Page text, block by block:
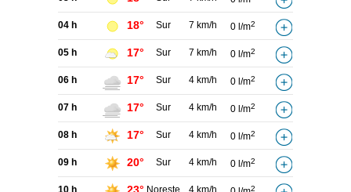
04 h 18° Sur 7 km/h 0 l/m2
05 h 17° Sur 7 km/h 0 l/m2
06 h 17° Sur 4 km/h 0 l/m2
07 h 17° Sur 4 km/h 0 l/m2
08 h 17° Sur 4 km/h 0 l/m2
09 h 20° Sur 4 km/h 0 l/m2
2